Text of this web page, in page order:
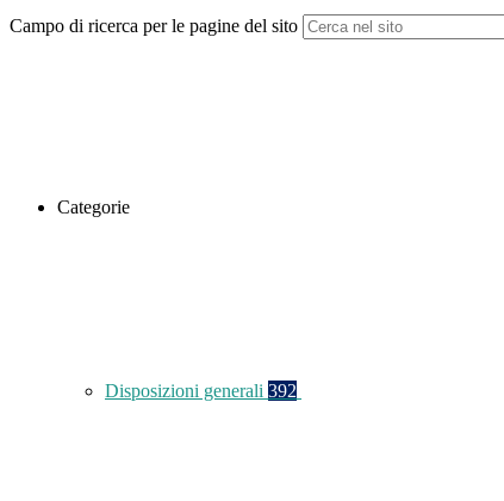
Campo di ricerca per le pagine del sito
Categorie
Disposizioni generali 392